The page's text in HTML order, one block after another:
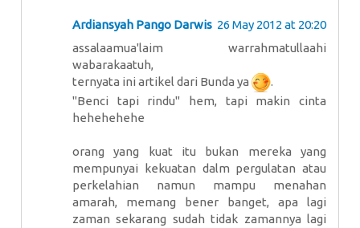
Ardiansyah Pango Darwis 26 May 2012 at 20:20
assalaamua'laim warrahmatullaahi
wabarakaatuh,
ternyata ini artikel dari Bunda ya
.
"Benci tapi rindu" hem, tapi makin cinta
hehehehehe
orang yang kuat itu bukan mereka yang
mempunyai kekuatan dalm pergulatan atau
perkelahian namun mampu menahan
amarah, memang bener banget, apa lagi
zaman sekarang sudah tidak zamannya lagi